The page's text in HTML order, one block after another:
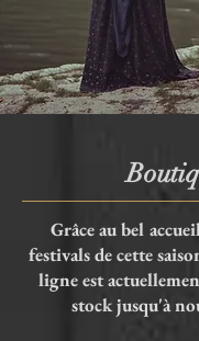
Grâce au bel
festivals de cette
ligne est
stock jusqu'à